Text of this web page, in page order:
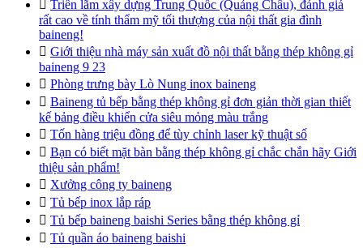
Triển lãm xây dựng Trung Quốc (Quảng Châu), đánh giá
rất cao về tính thẩm mỹ tối thượng của nội thất gia đình
baineng!
 Giới thiệu nhà máy sản xuất đồ nội thất bằng thép không gỉ
baineng 9 23
 Phòng trưng bày Lò Nung inox baineng
 Baineng tủ bếp bằng thép không gỉ đơn giản thời gian thiết
kế bảng điều khiển cửa siêu mỏng màu trắng
 Tốn hàng triệu đồng để tùy chỉnh laser kỹ thuật số
 Bạn có biết mặt bàn bằng thép không gỉ chắc chắn hãy Giới
thiệu sản phẩm!
 Xưởng công ty baineng
 Tủ bếp inox lắp ráp
 Tủ bếp baineng baishi Series bằng thép không gỉ
 Tủ quần áo baineng baishi